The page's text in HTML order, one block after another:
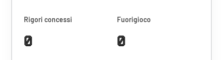
Rigori concessi
0
Fuorigioco
0